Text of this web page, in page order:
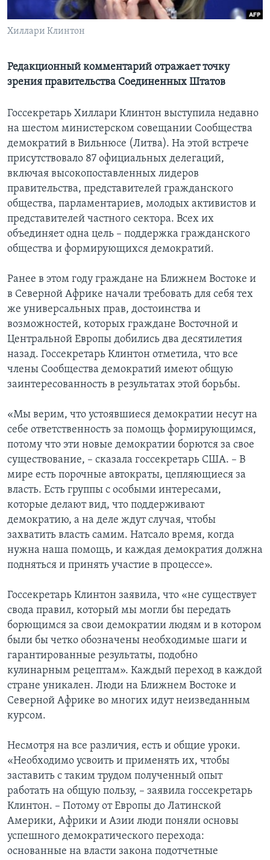
Learning English
Языки
Хиллари Клинтон
Редакционный комментарий отражает точку
зрения правительства Соединенных Штатов
Госсекретарь Хиллари Клинтон выступила недавно
на шестом министерском совещании Сообщества
демократий в Вильнюсе (Литва). На этой встрече
присутствовало 87 официальных делегаций,
включая высокопоставленных лидеров
правительства, представителей гражданского
общества, парламентариев, молодых активистов и
представителей частного сектора. Всех их
объединяет одна цель – поддержка гражданского
общества и формирующихся демократий.
Ранее в этом году граждане на Ближнем Востоке и
в Северной Африке начали требовать для себя тех
же универсальных прав, достоинства и
возможностей, которых граждане Восточной и
Центральной Европы добились два десятилетия
назад. Госсекретарь Клинтон отметила, что все
члены Сообщества демократий имеют общую
заинтересованность в результатах этой борьбы.
«Мы верим, что устоявшиеся демократии несут на
себе ответственность за помощь формирующимся,
потому что эти новые демократии борются за свое
существование, – сказала госсекретарь США. – В
мире есть порочные автократы, цепляющиеся за
власть. Есть группы с особыми интересами,
которые делают вид, что поддерживают
демократию, а на деле ждут случая, чтобы
захватить власть самим. Натсало время, когда
нужна наша помощь, и каждая демократия должна
подняться и принять участие в процессе».
Госсекретарь Клинтон заявила, что «не существует
свода правил, который мы могли бы передать
борющимся за свои демократии людям и в котором
были бы четко обозначены необходимые шаги и
гарантированные результаты, подобно
кулинарным рецептам». Каждый переход в каждой
стране уникален. Люди на Ближнем Востоке и
Северной Африке во многих идут неизведанным
курсом.
Несмотря на все различия, есть и общие уроки.
«Необходимо усвоить и применять их, чтобы
заставить с таким трудом полученный опыт
работать на общую пользу, – заявила госсекретарь
Клинтон. – Потому от Европы до Латинской
Америки, Африки и Азии люди поняли основы
успешного демократического перехода:
основанные на власти закона подотчетные